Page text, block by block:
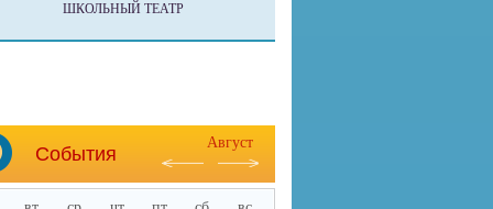
ШКОЛЬНЫЙ ТЕАТР
События
Август